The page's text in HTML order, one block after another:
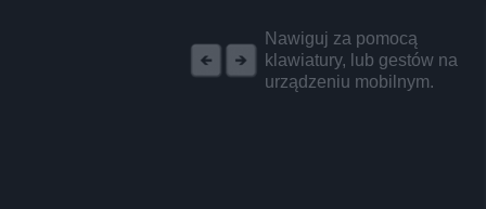
Nawiguj za pomocą
klawiatury, lub gestów na
urządzeniu mobilnym.